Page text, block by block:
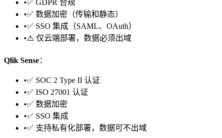
•✅ GDPR 合规
•✅ 数据加密（传输和静态）
•✅ SSO 集成（SAML、OAuth）
•⚠️ 仅云端部署，数据必须出域
Qlik Sense：
•✅ SOC 2 Type II 认证
•✅ ISO 27001 认证
•✅ 数据加密
•✅ SSO 集成
•✅ 支持私有化部署，数据可不出域